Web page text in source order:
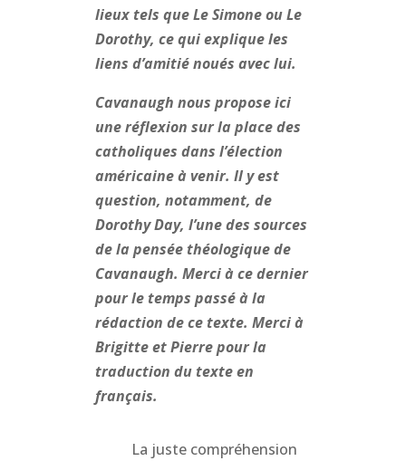
lieux tels que Le Simone ou Le
Dorothy, ce qui explique les
liens d’amitié noués avec lui.
Cavanaugh nous propose ici
une réflexion sur la place des
catholiques dans l’élection
américaine à venir. Il y est
question, notamment, de
Dorothy Day, l’une des sources
de la pensée théologique de
Cavanaugh. Merci à ce dernier
pour le temps passé à la
rédaction de ce texte. Merci à
Brigitte et Pierre pour la
traduction du texte en
français.
La juste compréhension